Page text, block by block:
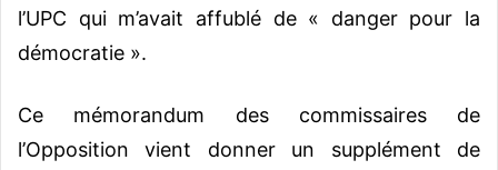
l’UPC qui m’avait affublé de « danger pour la
démocratie ».
Ce mémorandum des commissaires de
l’Opposition vient donner un supplément de